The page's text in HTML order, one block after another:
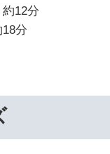
12分
分